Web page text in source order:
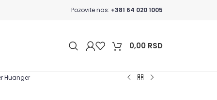
Pozovite nas: +381 64 020 1005
0,00 RSD
Huanger